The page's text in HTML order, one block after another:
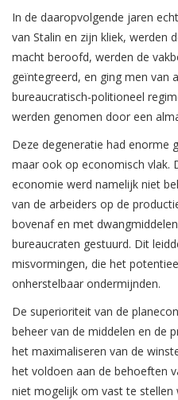
In de daaropvolgende jaren
van Stalin en zijn kliek, werden
macht beroofd, werden de
geïntegreerd, en ging men van
bureaucratisch-politioneel
werden genomen door een
Deze degeneratie had enorme
maar ook op economisch vlak.
economie werd namelijk niet
van de arbeiders op de
bovenaf en met
bureaucraten gestuurd. Dit
misvormingen, die het
onherstelbaar ondermijnden.
De superioriteit van de
beheer van de middelen en de
het maximaliseren van de
het voldoen aan de behoeften
niet mogelijk om vast te